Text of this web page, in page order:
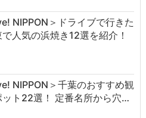
NIPPON＞ドライブで行きた
人気の浜焼き12選を紹介！
NIPPON＞千葉のおすすめ観
ット22選！ 定番名所から穴…